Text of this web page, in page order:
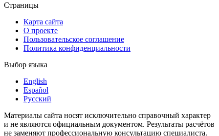
Страницы
Карта сайта
О проекте
Пользовательское соглашение
Политика конфиденциальности
Выбор языка
English
Español
Русский
Материалы сайта носят исключительно справочный характер
и не являются официальным документом. Результаты расчётов
не заменяют профессиональную консультацию специалиста.